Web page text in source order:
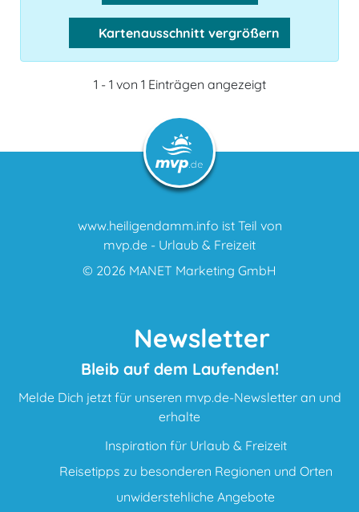
Kartenausschnitt vergrößern
1 - 1 von 1 Einträgen angezeigt
www.heiligendamm.info ist Teil von
mvp.de - Urlaub & Freizeit
© 2026 MANET Marketing GmbH
Newsletter
Bleib auf dem Laufenden!
Melde Dich jetzt für unseren mvp.de-Newsletter an und
erhalte
Inspiration für Urlaub & Freizeit
Reisetipps zu besonderen Regionen und Orten
unwiderstehliche Angebote